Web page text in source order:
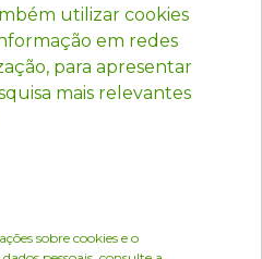
utilizar cookies
em redes
para apresentar
mais relevantes
sobre cookies e o